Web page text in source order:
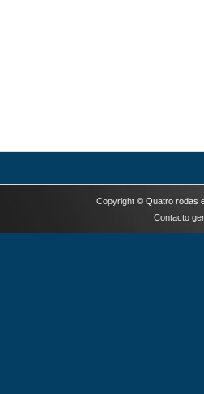
Copyright © Quatro rodas
Contacto